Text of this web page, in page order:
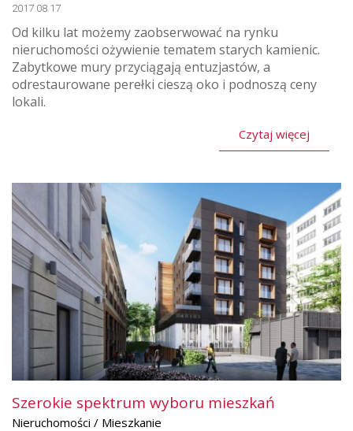
2017.08.17
Od kilku lat możemy zaobserwować na rynku
nieruchomości ożywienie tematem starych kamienic.
Zabytkowe mury przyciągają entuzjastów, a
odrestaurowane perełki cieszą oko i podnoszą ceny
lokali.
Czytaj więcej
Szerokie spektrum wyboru mieszkań
Nieruchomości / Mieszkanie